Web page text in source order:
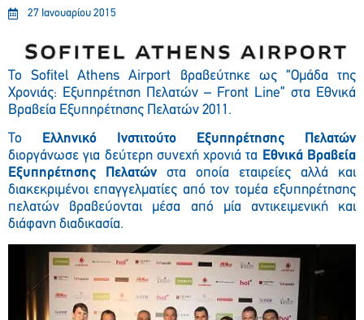
27 Ιανουαρίου 2015
Το Sofitel Athens Airport βραβεύτηκε ως “Ομάδα της
Χρονιάς: Εξυπηρέτηση Πελατών – Front Line” στα Εθνικά
Βραβεία Εξυπηρέτησης Πελατών 2011.
Το Ελληνικό Ινστιτούτο Εξυπηρέτησης Πελατών
διοργάνωσε για δεύτερη συνεχή χρονιά τα Εθνικά Βραβεία
Εξυπηρέτησης Πελατών στα οποία εταιρείες αλλά και
διακεκριμένοι επαγγελματίες από τον τομέα εξυπηρέτησης
πελατών βραβεύονται μέσα από μία αντικειμενική και
διάφανη διαδικασία.